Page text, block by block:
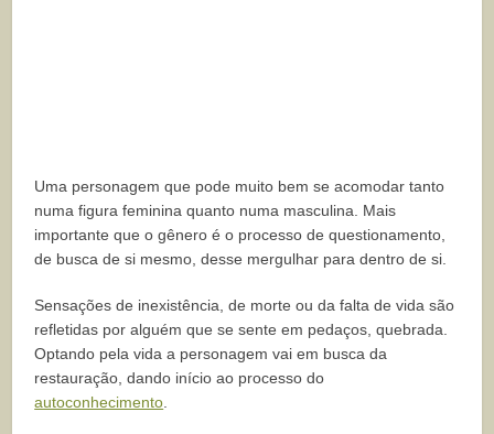
Uma personagem que pode muito bem se acomodar tanto
numa figura feminina quanto numa masculina. Mais
importante que o gênero é o processo de questionamento,
de busca de si mesmo, desse mergulhar para dentro de si.
Sensações de inexistência, de morte ou da falta de vida são
refletidas por alguém que se sente em pedaços, quebrada.
Optando pela vida a personagem vai em busca da
restauração, dando início ao processo do
autoconhecimento.